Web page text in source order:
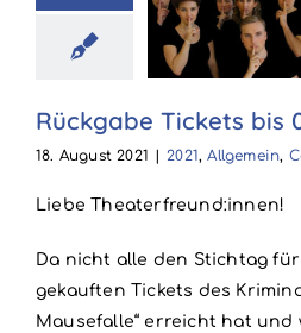
Rückgabe Tickets bis
18. August 2021 2021,Allgemein,
Liebe Theaterfreund:innen!
Da nicht alle den Stichtag
gekauften Tickets des
Mausefalle“ erreicht hat und